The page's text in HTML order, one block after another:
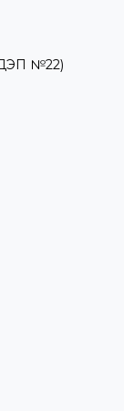
№22)